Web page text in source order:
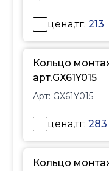
цена,тг:213
Кольцо
арт.GX61Y015
Арт: GX61Y015
цена,тг:283
Кольцо